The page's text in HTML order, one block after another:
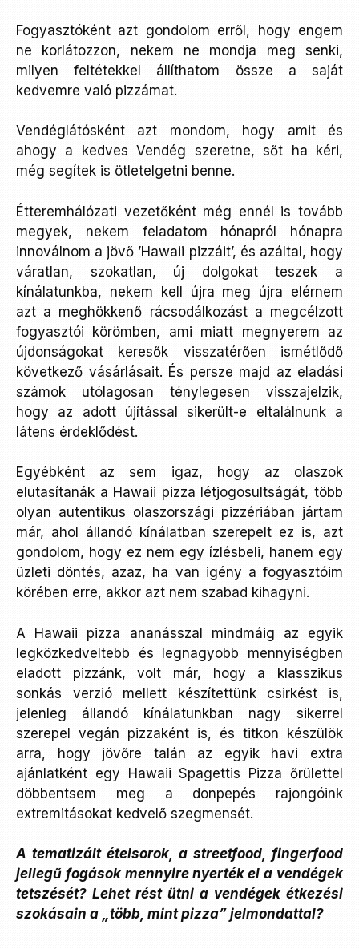
Fogyasztóként azt gondolom erről, hogy engem
ne korlátozzon, nekem ne mondja meg senki,
milyen feltétekkel állíthatom össze a saját
kedvemre való pizzámat.
Vendéglátósként azt mondom, hogy amit és
ahogy a kedves Vendég szeretne, sőt ha kéri,
még segítek is ötletelgetni benne.
Étteremhálózati vezetőként még ennél is tovább
megyek, nekem feladatom hónapról hónapra
innoválnom a jövő ’Hawaii pizzáit’, és azáltal, hogy
váratlan, szokatlan, új dolgokat teszek a
kínálatunkba, nekem kell újra meg újra elérnem
azt a meghökkenő rácsodálkozást a megcélzott
fogyasztói körömben, ami miatt megnyerem az
újdonságokat keresők visszatérően ismétlődő
következő vásárlásait. És persze majd az eladási
számok utólagosan ténylegesen visszajelzik,
hogy az adott újítással sikerült-e eltalálnunk a
látens érdeklődést.
Egyébként az sem igaz, hogy az olaszok
elutasítanák a Hawaii pizza létjogosultságát, több
olyan autentikus olaszországi pizzériában jártam
már, ahol állandó kínálatban szerepelt ez is, azt
gondolom, hogy ez nem egy ízlésbeli, hanem egy
üzleti döntés, azaz, ha van igény a fogyasztóim
körében erre, akkor azt nem szabad kihagyni.
A Hawaii pizza ananásszal mindmáig az egyik
legközkedveltebb és legnagyobb mennyiségben
eladott pizzánk, volt már, hogy a klasszikus
sonkás verzió mellett készítettünk csirkést is,
jelenleg állandó kínálatunkban nagy sikerrel
szerepel vegán pizzaként is, és titkon készülök
arra, hogy jövőre talán az egyik havi extra
ajánlatként egy Hawaii Spagettis Pizza őrülettel
döbbentsem meg a donpepés rajongóink
extremitásokat kedvelő szegmensét.
A tematizált ételsorok, a streetfood, fingerfood
jellegű fogások mennyire nyerték el a vendégek
tetszését? Lehet rést ütni a vendégek étkezési
szokásain a „több, mint pizza” jelmondattal?